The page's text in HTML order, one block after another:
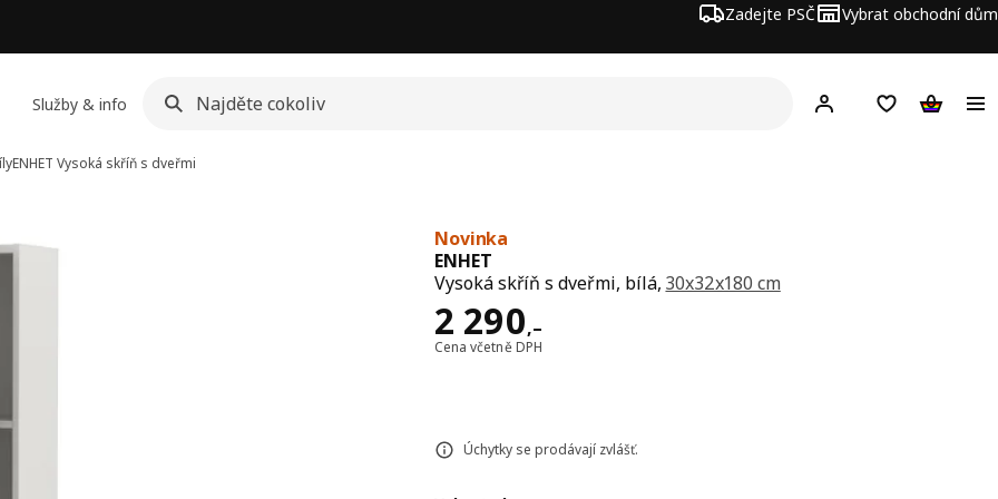
Zadejte PSČ Vybrat obchodní dům
Služby & info Hej! Přihlášení
NákupníNákupní
ENHET Vysoká skříň s dveřmi
Novinka
ENHET
Vysoká skříň s dveřmi, bílá, 30x32x180 cm
2 290,–
Cena 2290,–
Cena včetně DPH
Úchytky se prodávají zvlášť.